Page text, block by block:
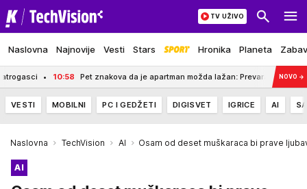
Naslovna Najnovije Vesti Stars Hronika Planeta
TV UŽIVO
Pet znakova da je apartman možda lažan: Prevaranti računaju na jednu NOVO →
VESTI MOBILNI PC I GEDŽETI DIGISVET IGRICE AI
Naslovna TechVision AI Osam od deset muškaraca bi prave
AI